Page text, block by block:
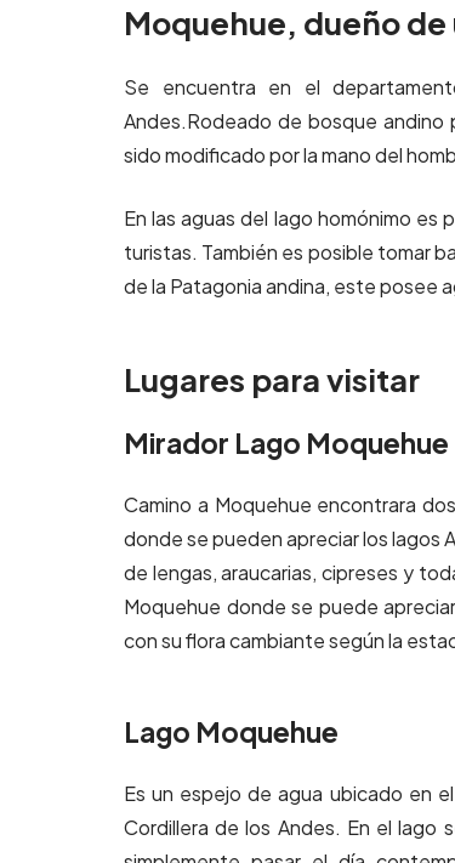
Moquehue, dueño
Se encuentra en el
Andes.Rodeado de bosque andino
sido modificado por la mano del
En las aguas del lago homónimo es
turistas. También es posible tomar
de la Patagonia andina, este posee
Lugares para visitar
Mirador Lago Moquehue
Camino a Moquehue encontrara
donde se pueden apreciar los lagos
de lengas, araucarias, cipreses y
Moquehue donde se puede
con su flora cambiante según la
Lago Moquehue
Es un espejo de agua ubicado en
Cordillera de los Andes. En el lago